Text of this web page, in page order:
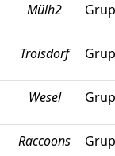
Mülh2
Troisdorf
Wesel
Raccoons